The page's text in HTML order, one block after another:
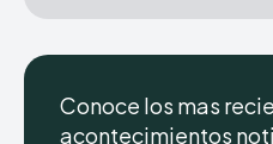
Conoce los mas
acontecimientos